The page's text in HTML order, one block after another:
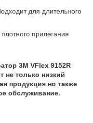
для длительного
прилегания
3M VFlex 9152R
не только низкий
продукция но также
обслуживание.